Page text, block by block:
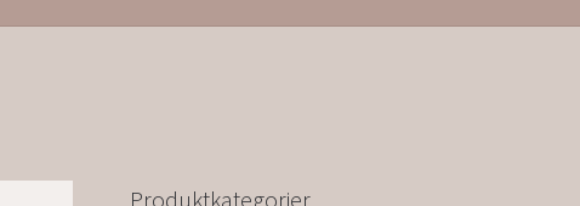
Produktkategorier